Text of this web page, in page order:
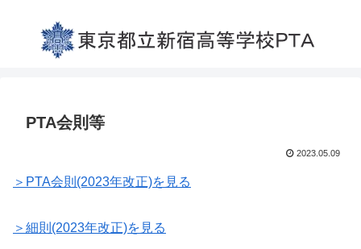
PTA会則等
2023.05.09
＞PTA会則(2023年改正)を見る
＞細則(2023年改正)を見る